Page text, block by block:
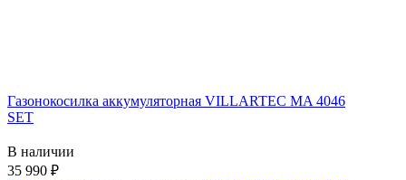
Газонокосилка аккумуляторная VILLARTEC MA 4046
SET
В наличии
35 990